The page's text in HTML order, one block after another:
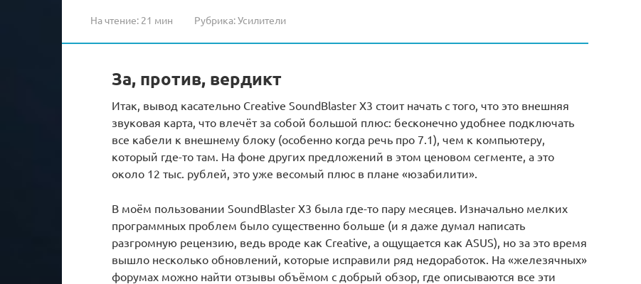
На чтение: 21 мин Рубрика:Усилители
За, против, вердикт
Итак, вывод касательно Creative SoundBlaster X3 стоит начать с того, что это внешняя
звуковая карта, что влечёт за собой большой плюс: бесконечно удобнее подключать
все кабели к внешнему блоку (особенно когда речь про 7.1), чем к компьютеру,
который где-то там. На фоне других предложений в этом ценовом сегменте, а это
около 12 тыс. рублей, это уже весомый плюс в плане «юзабилити».
В моём пользовании SoundBlaster X3 была где-то пару месяцев. Изначально мелких
программных проблем было существенно больше (и я даже думал написать
разгромную рецензию, ведь вроде как Creative, а ощущается как ASUS), но за это время
вышло несколько обновлений, которые исправили ряд недоработок. На «железячных»
форумах можно найти отзывы объёмом с добрый обзор, где описываются все эти